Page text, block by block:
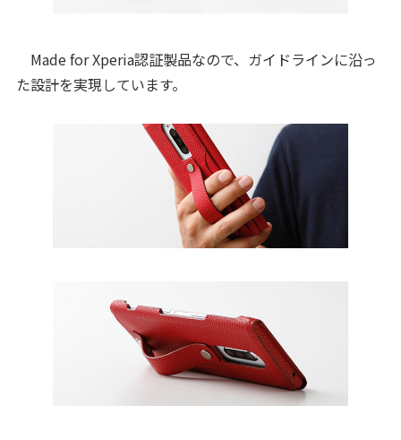
Made for Xperia認証製品なので、ガイドラインに沿っ
た設計を実現しています。